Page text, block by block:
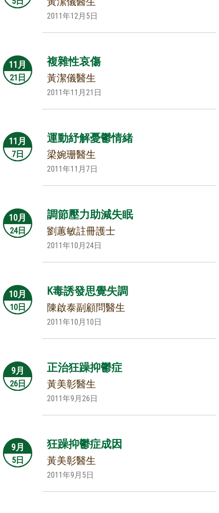
2011年12月5日
11月
21日
複雜性哀傷
黃潔儀醫生
2011年11月21日
11月
7日
運動紓解憂鬱情緒
梁婉珊醫生
2011年11月7日
10月
24日
調節壓力助減失眠
劉蕙敏註冊護士
2011年10月24日
10月
10日
K毒誘發思覺失調
陳啟泰副顧問醫生
2011年10月10日
9月
26日
正治狂躁抑鬱症
黃美彰醫生
2011年9月26日
9月
5日
狂躁抑鬱症成因
黃美彰醫生
2011年9月5日